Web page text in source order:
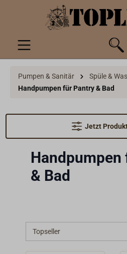
springen
Pumpen & Sanitär
Spüle &
Handpumpen für Pantry & Bad
Jetzt
& Bad